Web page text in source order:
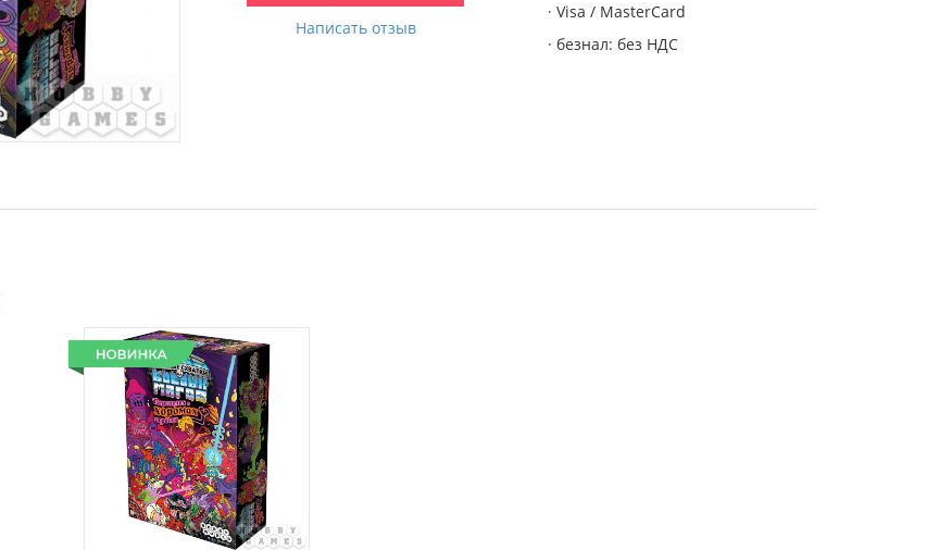
Написать отзыв
· Visa / MasterCard
· безнал: без НДС